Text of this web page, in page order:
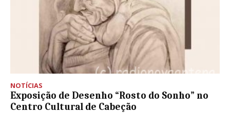
NOTÍCIAS
Exposição de Desenho “Rosto do Sonho” no
Centro Cultural de Cabeção